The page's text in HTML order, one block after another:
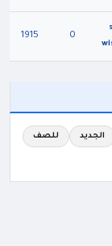
0
1915
الجديد للصف